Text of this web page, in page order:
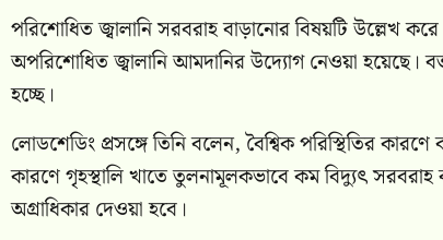
পরিশোধিত জ্বালানি সরবরাহ বাড়ানোর বিষয়টি উল্লেখ করে
অপরিশোধিত জ্বালানি আমদানির উদ্যোগ নেওয়া হয়েছে।
হচ্ছে।
লোডশেডিং প্রসঙ্গে তিনি বলেন, বৈশ্বিক পরিস্থিতির
কারণে গৃহস্থালি খাতে তুলনামূলকভাবে কম বিদ্যুৎ
অগ্রাধিকার দেওয়া হবে।